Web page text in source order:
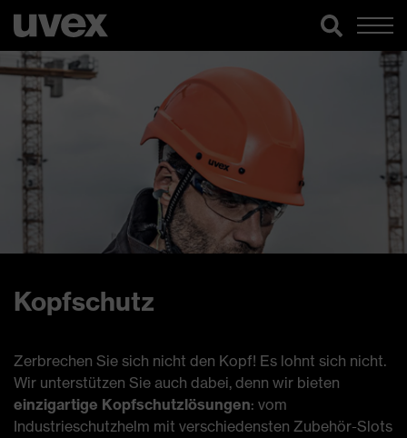
Kopfschutz
Zerbrechen Sie sich nicht den Kopf! Es lohnt sich nicht.
Wir unterstützen Sie auch dabei, denn wir bieten
einzigartige Kopfschutzlösungen: vom
Industrieschutzhelm mit verschiedensten Zubehör-Slots